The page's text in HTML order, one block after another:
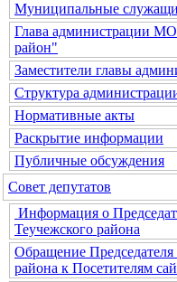
Муниципальные
Глава администрации
район"
Заместители главы
Структура
Нормативные акты
Раскрытие информации
Публичные обсуждения
Совет депутатов
Информация о
Теучежского района
Обращение
района к Посетителям